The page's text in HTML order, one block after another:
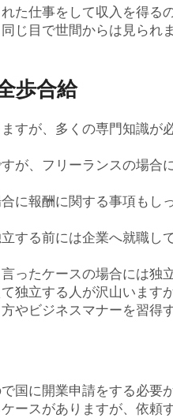
た仕事をして収入を得
じ目で世間からは見ら
歩合給
すが、多くの専門知識
が、フリーランスの場
に報酬に関する事項も
する前には企業へ就職
ったケースの場合には独
独立する人が沢山いま
やビジネスマナーを習得
国に開業申請をする必要
ースがありますが、依